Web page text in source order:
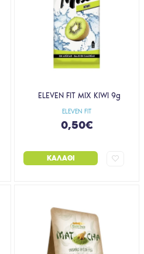
ELEVEN FIT
ELEVEN FIT MIX KIWI 9g
0,50€
ΚΑΛΆΘΙ